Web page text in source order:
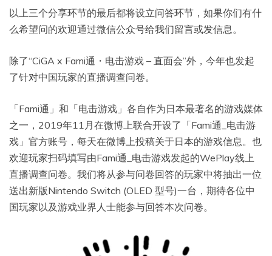
以上三个分享环节的最后都将设立问答环节，如果你们有什
么希望问的欢迎通过微信公众号给我们留言或发信息。
除了“CiGA x Fami通・电击游戏 – 直面会”外，今年也发起
了针对中国玩家的直播调查问卷。
「Fami通」和「电击游戏」各自作为日本最著名的游戏媒体
之一，2019年11月在微博上联合开设了「Fami通_电击游
戏」官方账号，每天在微博上投稿关于日本的游戏信息。也
欢迎玩家扫码填写由Fami通_电击游戏发起的WePlay线上
直播调查问卷。我们将从参与问卷回答的玩家中将抽出一位
送出新版Nintendo Switch (OLED 型号)一台，期待各位中
国玩家以及游戏业界人士能参与回答本次问卷。